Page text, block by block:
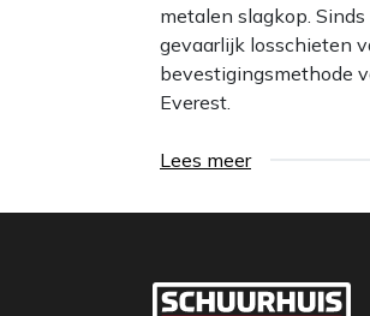
metalen slagkop.
gevaarlijk losschieten
bevestigingsmethode
Everest.
Lees meer